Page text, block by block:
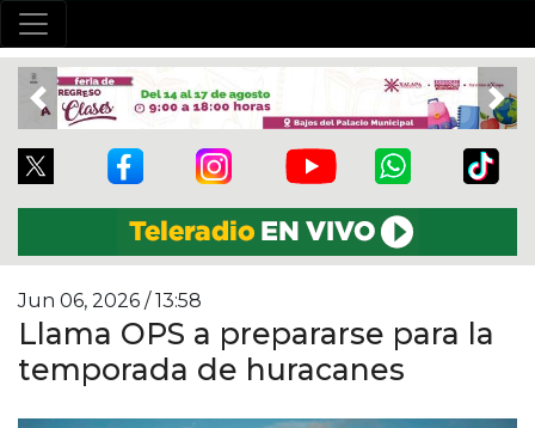
Previous
Jun 06, 2026 / 13:58
Llama OPS a prepararse para la
temporada de huracanes